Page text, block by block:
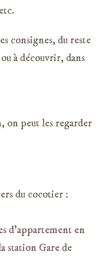
consignes, du reste
à découvrir, dans
on peut les regarder
du cocotier :
d’appartement en
station Gare de